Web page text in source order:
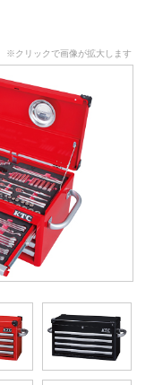
※クリックで画像が拡大します